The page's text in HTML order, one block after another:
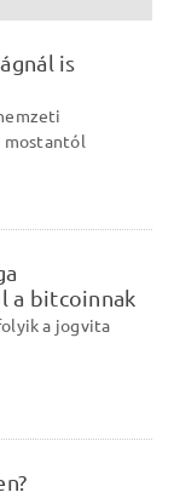
is
mostantól
a bitcoinnak
a jogvita